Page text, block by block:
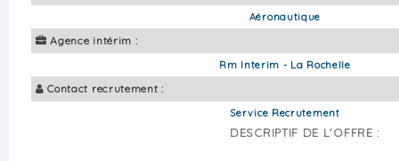
Aéronautique
Agence intérim :
Rm Interim - La Rochelle
Contact recrutement :
Service Recrutement
DESCRIPTIF DE L'OFFRE :